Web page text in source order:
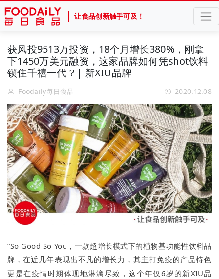
让食品创新触手可及！
获风投9513万投资，18个月增长380%，刚拿
下1450万美元融资，这家品牌如何凭shot饮料
锁住千禧一代？| 新XIU品牌
Foodaily每日食品 2020.12.08
”So Good So You，一款超增长模式下的植物基功能性饮料品
牌，在近几年表现出不凡的增长力，其主打免疫的产品特色
更是在疫情时期体现地淋漓尽致，这个年仅6岁的新XIU品